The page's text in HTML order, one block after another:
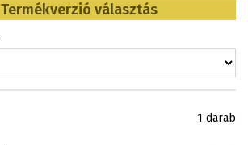
Termékverzió választás
1 darab